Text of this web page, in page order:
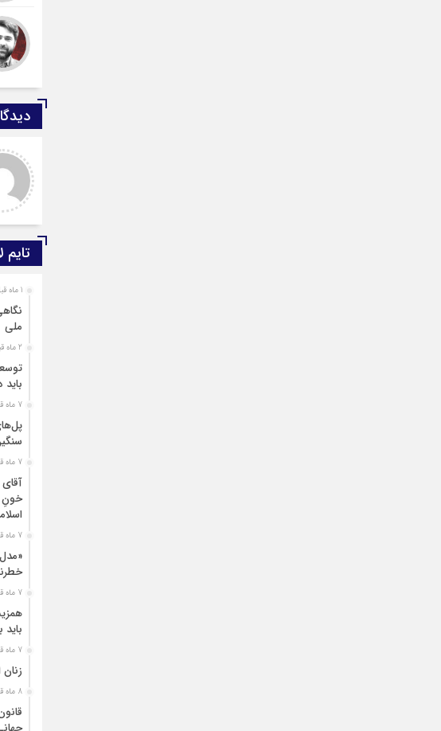
تایم
1 ماه قبل
ملی
2 ماه قبل
باید
7 ماه قبل
7 ماه قبل
خونِ
7 ماه قبل
7 ماه قبل
7 ماه قبل
زنان
8 ماه قبل